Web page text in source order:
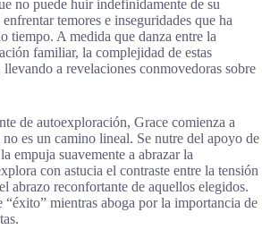
no puede huir indefinidamente de su
temores e inseguridades que ha
tiempo. A medida que danza entre la
familiar, la complejidad de estas
a revelaciones conmovedoras sobre
de autoexploración, Grace comienza a
es un camino lineal. Se nutre del apoyo de
empuja suavemente a abrazar la
con astucia el contraste entre la tensión
abrazo reconfortante de aquellos elegidos.
“éxito” mientras aboga por la importancia de